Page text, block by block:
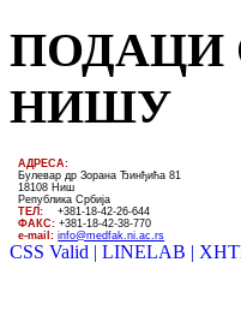
ПОДАЦИ
НИШУ
AДРЕСА:
Булевар др Зорана Ђинђића 81
18108 Ниш
Република Србија
ТЕЛ: +381-18-42-26-644
ФАКС: +381-18-42-38-770
e-mail: info@medfak.ni.ac.rs
CSS Valid | LINELAB |